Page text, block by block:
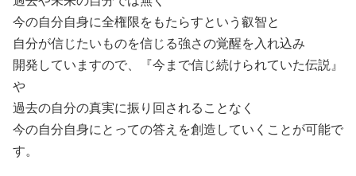
今の自分自身に全権限をもたらすという叡智と
自分が信じたいものを信じる強さの覚醒を入れ込み
開発していますので、『今まで信じ続けられていた伝説』
や
過去の自分の真実に振り回されることなく
今の自分自身にとっての答えを創造していくことが可能で
す。